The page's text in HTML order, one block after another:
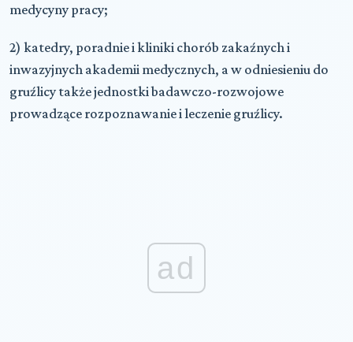
medycyny pracy;
2) katedry, poradnie i kliniki chorób zakaźnych i
inwazyjnych akademii medycznych, a w odniesieniu do
gruźlicy także jednostki badawczo-rozwojowe
prowadzące rozpoznawanie i leczenie gruźlicy.
ad